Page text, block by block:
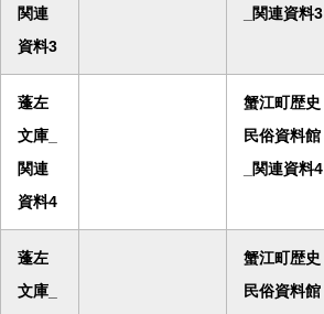
関連
資料3
_関連資料3
蓬左
文庫_
関連
資料4
蟹江町歴史
民俗資料館
_関連資料4
蓬左
文庫_
蟹江町歴史
民俗資料館